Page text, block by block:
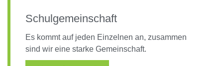
Schulgemeinschaft
Es kommt auf jeden Einzelnen an, zusammen
sind wir eine starke Gemeinschaft.